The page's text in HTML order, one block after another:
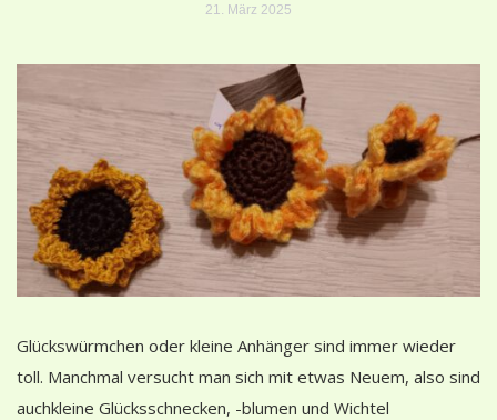
21. März 2025
Glückswürmchen oder kleine Anhänger sind immer wieder
toll. Manchmal versucht man sich mit etwas Neuem, also sind
auchkleine Glücksschnecken, -blumen und Wichtel